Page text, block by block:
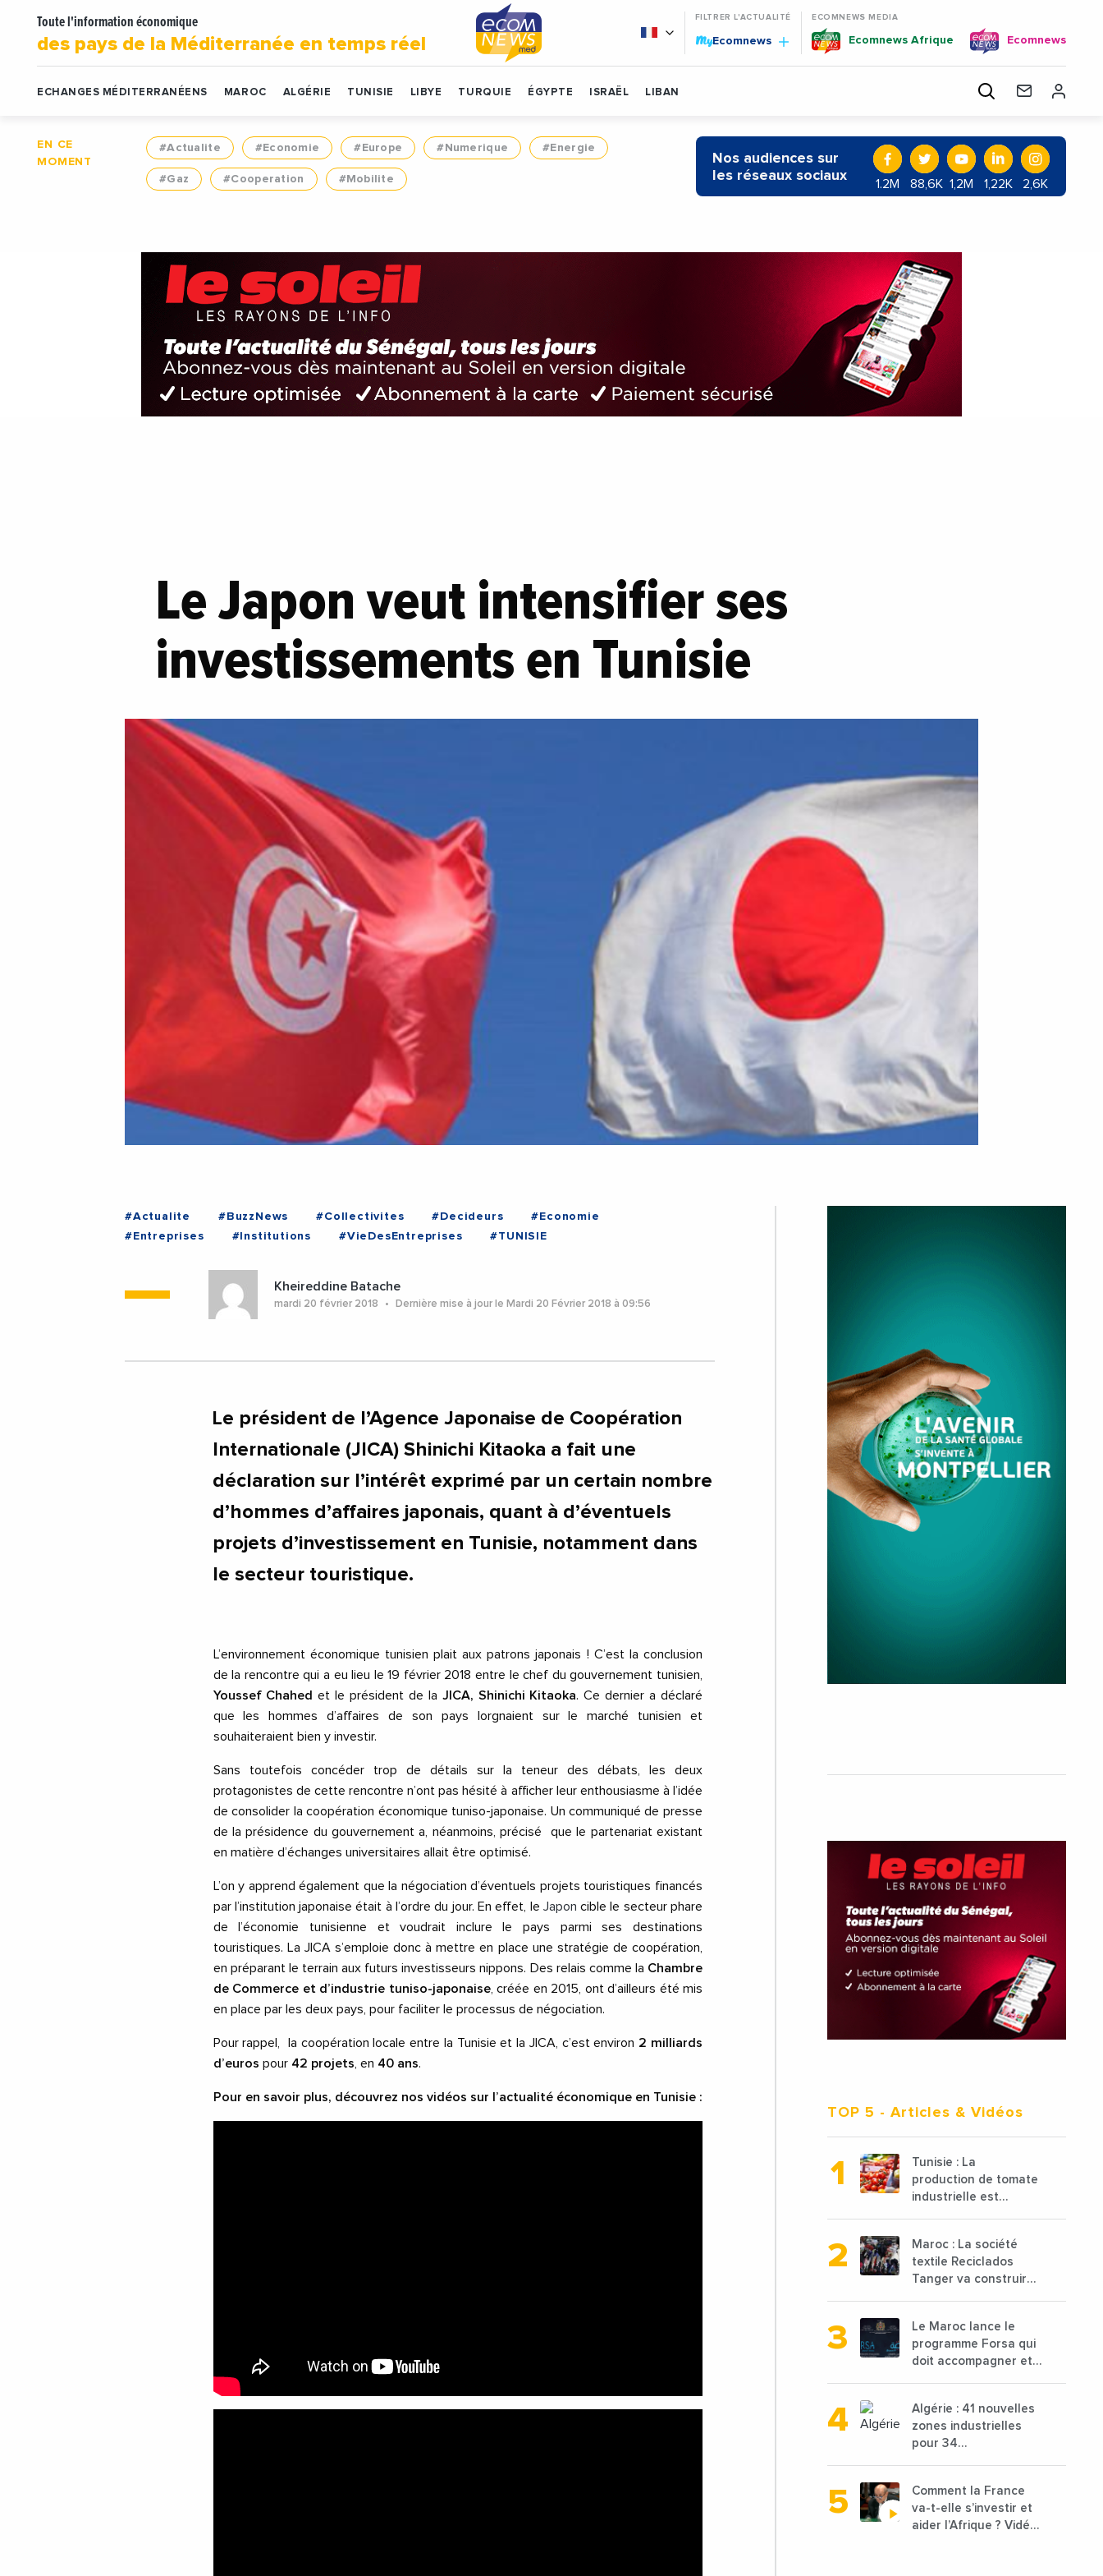
Toute l'information économique
des pays de la Méditerranée en temps réel
FILTRER L'ACTUALITÉ
MyEcomnews
ECOMNEWS MEDIA
Ecomnews Afrique Ecomnews
ECHANGES MÉDITERRANÉENS MAROC ALGÉRIE TUNISIE LIBYE TURQUIE ÉGYPTE ISRAËL LIBAN
EN CE
MOMENT
#Actualite #Economie #Europe #Numerique #Energie
#Gaz #Cooperation #Mobilite
Nos audiences sur
les réseaux sociaux
1.2M 88,6K 1,2M 1,22K 2,6K
Le Japon veut intensifier ses
investissements en Tunisie
#Actualite #BuzzNews #Collectivites #Decideurs
#Economie
#Entreprises
#Institutions #VieDesEntreprises #TUNISIE
Kheireddine Batache
mardi 20 février 2018 Dernière mise à jour le Mardi 20 Février 2018 à 09:56
Le président de l’Agence Japonaise de Coopération
Internationale (JICA) Shinichi Kitaoka a fait une
déclaration sur l’intérêt exprimé par un certain nombre
d’hommes d’affaires japonais, quant à d’éventuels
projets d’investissement en Tunisie, notamment dans
le secteur touristique.
L’environnement économique tunisien plait aux patrons japonais ! C’est la conclusion
de la rencontre qui a eu lieu le 19 février 2018 entre le chef du gouvernement tunisien,
Youssef Chahed et le président de la JICA, Shinichi Kitaoka. Ce dernier a déclaré
que les hommes d’affaires de son pays lorgnaient sur le marché tunisien et
souhaiteraient bien y investir.
Sans toutefois concéder trop de détails sur la teneur des débats, les deux
protagonistes de cette rencontre n’ont pas hésité à afficher leur enthousiasme à l’idée
de consolider la coopération économique tuniso-japonaise. Un communiqué de presse
de la présidence du gouvernement a, néanmoins, précisé que le partenariat existant
en matière d’échanges universitaires allait être optimisé.
L’on y apprend également que la négociation d’éventuels projets touristiques financés
par l’institution japonaise était à l’ordre du jour. En effet, le Japon cible le secteur phare
de l’économie tunisienne et voudrait inclure le pays parmi ses destinations
touristiques. La JICA s’emploie donc à mettre en place une stratégie de coopération,
en préparant le terrain aux futurs investisseurs nippons. Des relais comme la Chambre
de Commerce et d’industrie tuniso-japonaise, créée en 2015, ont d’ailleurs été mis
en place par les deux pays, pour faciliter le processus de négociation.
Pour rappel, la coopération locale entre la Tunisie et la JICA, c’est environ 2 milliards
d’euros pour 42 projets , en 40 ans.
Pour en savoir plus, découvrez nos vidéos sur l’actualité économique en Tunisie :
TOP 5 - Articles & Vidéos
Tunisie : La
production de tomate
industrielle est
baisse de 15%
Maroc : La société
textile Reciclados
Tanger va construire
traiter les déchets
textiles
Le Maroc lance le
programme Forsa qui
doit accompagner et
avec une enveloppe
de 1,25 milliard de
dirhams
Algérie : 41 nouvelles
zones industrielles
pour 34
Comment la France
va-t-elle s’investir et
aider l’Afrique ? Vidéo